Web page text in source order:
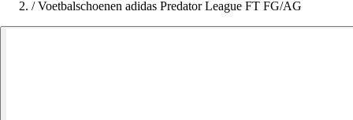
/ Voetbalschoenen adidas Predator League FT FG/AG